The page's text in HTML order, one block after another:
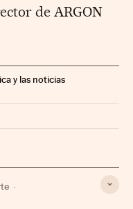
de ARGON
y las noticias